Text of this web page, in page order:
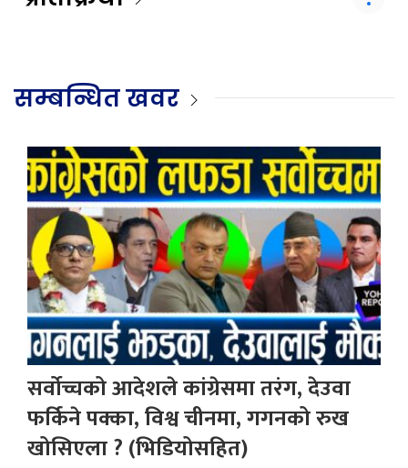
सम्बन्धित खवर
सर्वोच्चको आदेशले कांग्रेसमा तरंग, देउवा
फर्किने पक्का, विश्व चीनमा, गगनको रुख
खोसिएला ? (भिडियोसहित)